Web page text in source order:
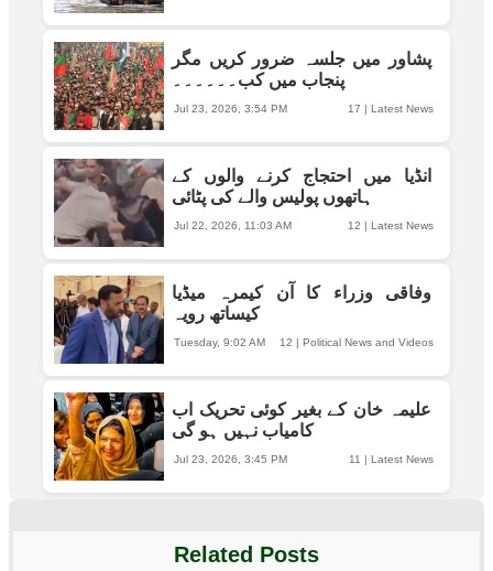
پشاور میں جلسہ ضرور کریں مگر
پنجاب میں کب۔۔۔۔۔۔
17 | Latest News
Jul 23, 2026, 3:54 PM
انڈیا میں احتجاج کرنے والوں کے
ہاتھوں پولیس والے کی پٹائی
12 | Latest News
Jul 22, 2026, 11:03 AM
وفاقی وزراء کا آن کیمرہ میڈیا
کیساتھ رویہ
12 | Political News and Videos
Tuesday, 9:02 AM
علیمہ خان کے بغیر کوئی تحریک اب
کامیاب نہیں ہو گی
11 | Latest News
Jul 23, 2026, 3:45 PM
Related Posts